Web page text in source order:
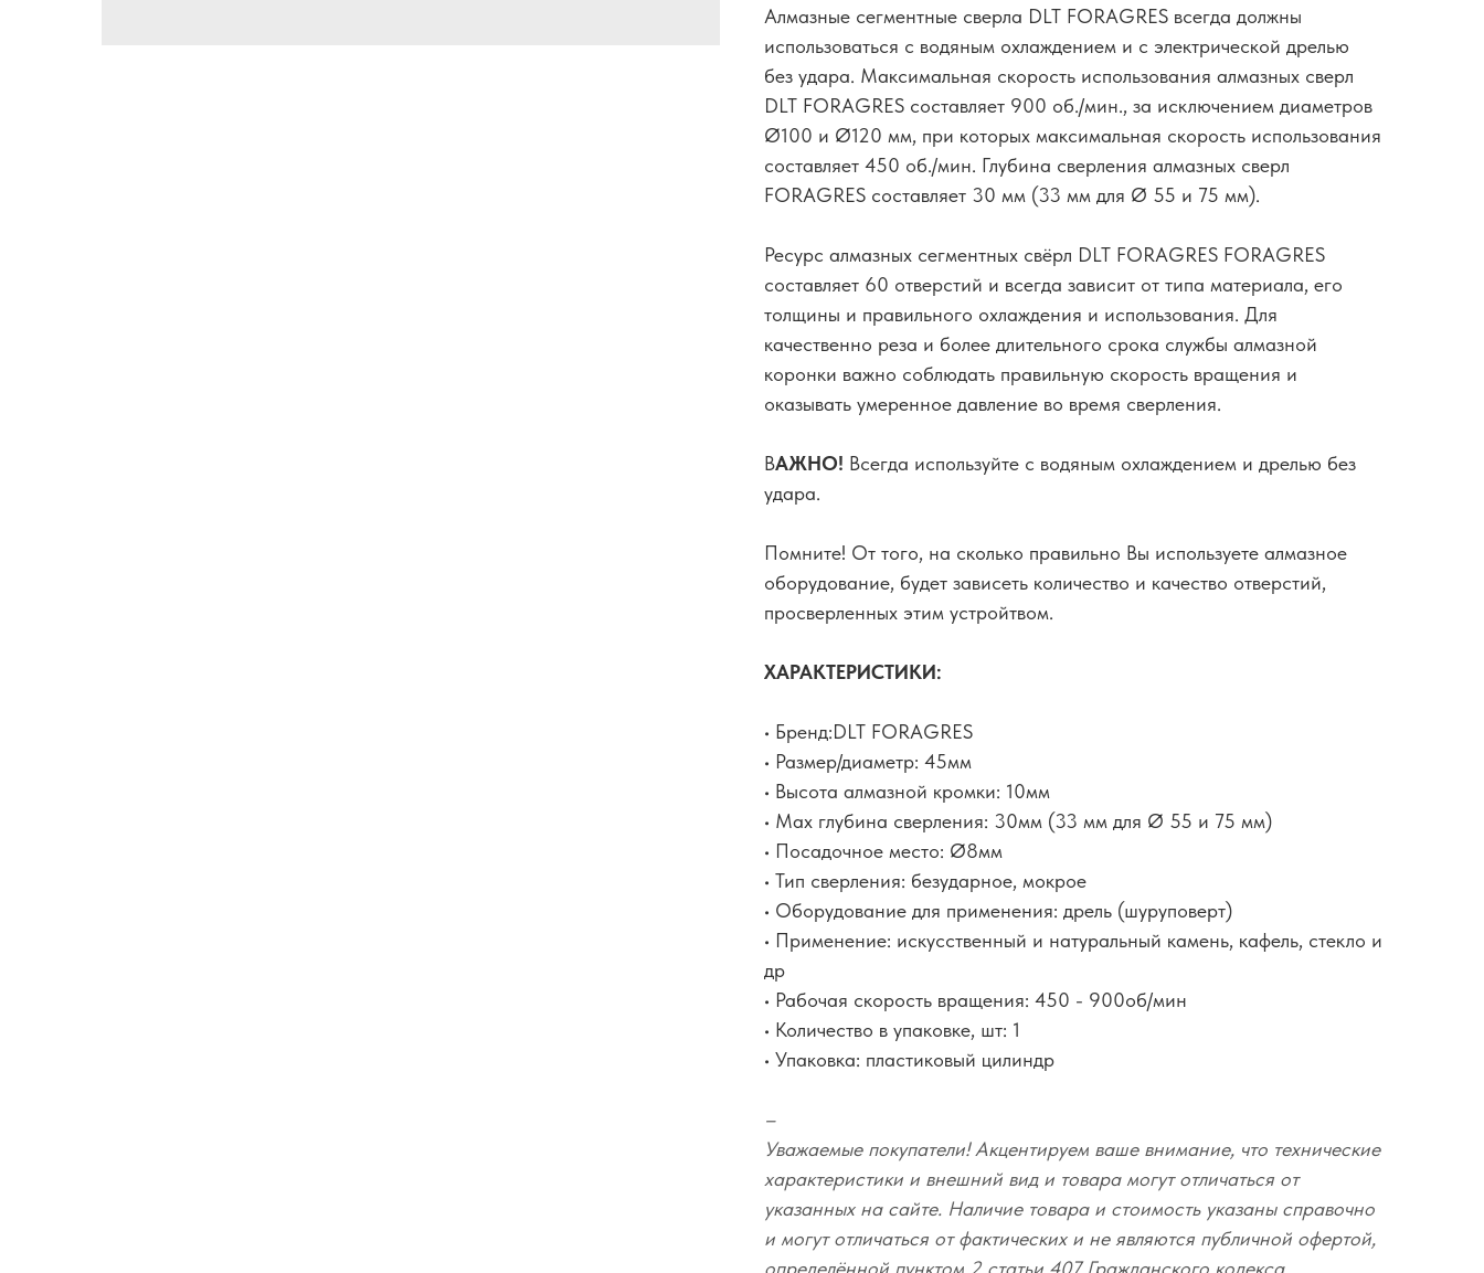
Алмазные сегментные сверла DLT FORAGRES всегда должны
использоваться с водяным охлаждением и с электрической дрелью
без удара. Максимальная скорость использования алмазных сверл
DLT FORAGRES составляет 900 об./мин., за исключением диаметров
Ø100 и Ø120 мм, при которых максимальная скорость использования
составляет 450 об./мин. Глубина сверления алмазных сверл
FORAGRES составляет 30 мм (33 мм для Ø 55 и 75 мм).
Ресурс алмазных сегментных свёрл DLT FORAGRES FORAGRES
составляет 60 отверстий и всегда зависит от типа материала, его
толщины и правильного охлаждения и использования. Для
качественно реза и более длительного срока службы алмазной
коронки важно соблюдать правильную скорость вращения и
оказывать умеренное давление во время сверления.
ВАЖНО! Всегда используйте с водяным охлаждением и дрелью без
удара.
Помните! От того, на сколько правильно Вы используете алмазное
оборудование, будет зависеть количество и качество отверстий,
просверленных этим устройтвом.
ХАРАКТЕРИСТИКИ:
• Бренд:DLT FORAGRES
• Размер/диаметр: 45мм
• Высота алмазной кромки: 10мм
• Max глубина сверления: 30мм (33 мм для Ø 55 и 75 мм)
• Посадочное место: Ø8мм
• Тип сверления: безударное, мокрое
• Оборудование для применения: дрель (шуруповерт)
• Применение: искусственный и натуральный камень, кафель, стекло и
др
• Рабочая скорость вращения: 450 - 900об/мин
• Количество в упаковке, шт: 1
• Упаковка: пластиковый цилиндр
–
Уважаемые покупатели! Акцентируем ваше внимание, что технические
характеристики и внешний вид и товара могут отличаться от
указанных на сайте. Наличие товара и стоимость указаны справочно
и могут отличаться от фактических и не являются публичной офертой,
определённой пунктом 2 статьи 407 Гражданского кодекса